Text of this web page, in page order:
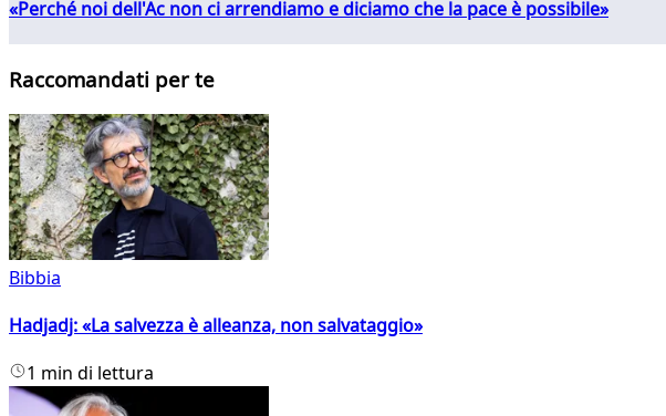
«Perché noi dell'Ac non ci arrendiamo e diciamo che la pace è possibile»
Raccomandati per te
Bibbia
Hadjadj: «La salvezza è alleanza, non salvataggio»
1 min di lettura